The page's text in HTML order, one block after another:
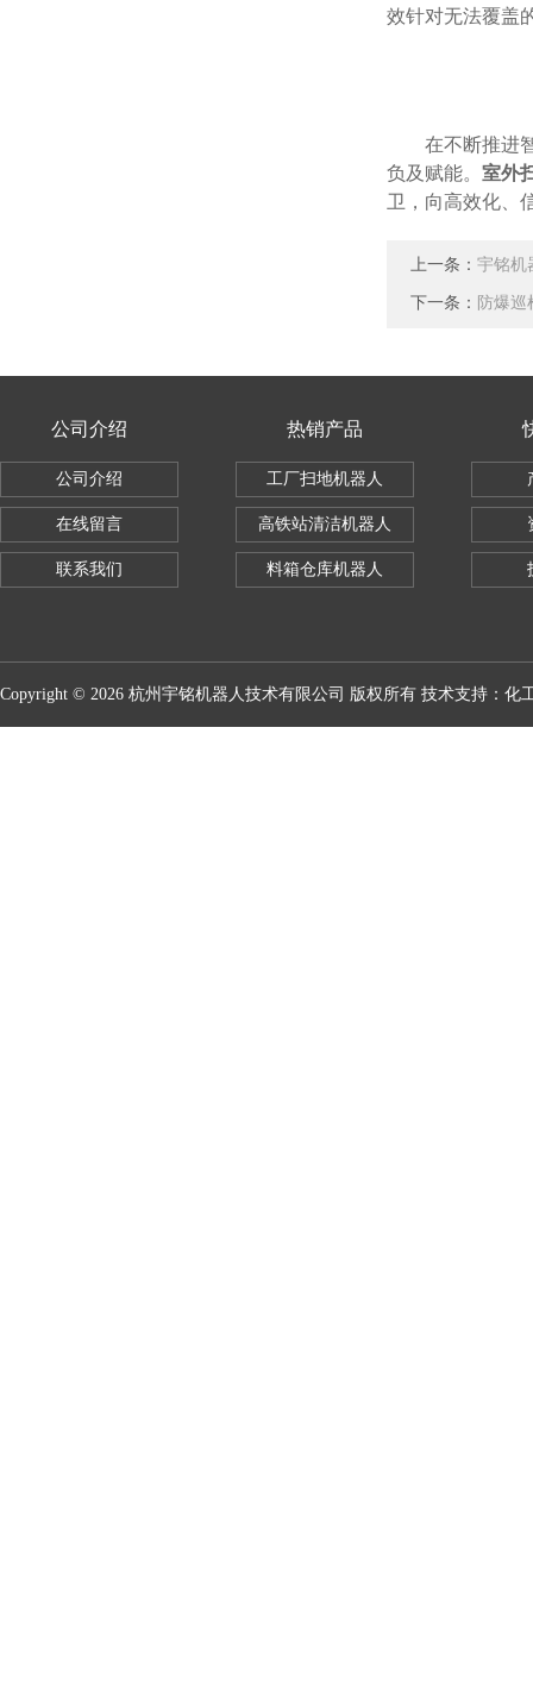
效针对无法覆盖
在不断推进
负及赋能。 室外
卫，向高效化、
上一条： 宇铭机
下一条： 防爆巡
公司介绍
公司介绍
在线留言
联系我们
热销产品
工厂扫地机器人
高铁站清洁机器人
料箱仓库机器人
Copyright © 2026 杭州宇铭机器人技术有限公司 版权所有 技术支持： 化